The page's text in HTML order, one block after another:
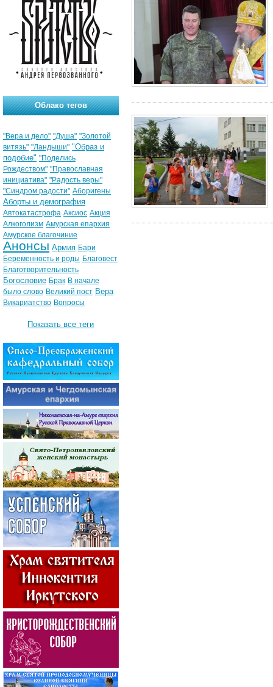
Облако тегов
"Вера и дело" "Душа" "Золотой
витязь" "Ландыши" "Образ и
подобие" "Поделись
Рождеством" "Православная
инициатива" "Радость веры"
"Синдром радости" Аборигены
Аборты и демография
Автокатастрофа Аксиос Акция
Алкоголизм Амурская епархия
Амурское благочиние
Анонсы Армия Бари
Беременность и роды Благовест
Благотворительность
Богословие Брак В начале
было слово Великий пост Вера
Викариатство Вопросы
Показать все теги